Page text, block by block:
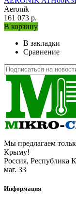
Aeronik
161 073 р.
В корзину
В закладки
Сравнение
Мы предлагаем
Крыму!
Россия, Республика
маг. 33
Информация